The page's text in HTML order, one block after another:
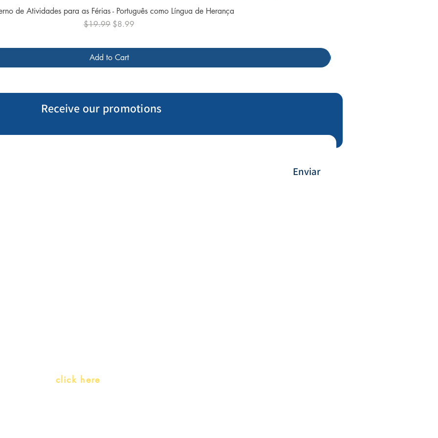
Quick View
de Atividades para as Férias - Português como Língua de Herança
Regular Price
$19.99 Sale Price
$8.99
Add to Cart
Receive our promotions
Enviar
click here